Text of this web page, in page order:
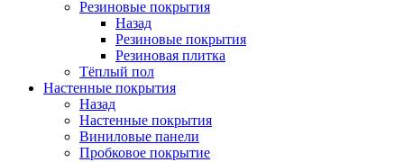
Резиновые покрытия
Назад
Резиновые покрытия
Резиновая плитка
Тёплый пол
Настенные покрытия
Назад
Настенные покрытия
Виниловые панели
Пробковое покрытие